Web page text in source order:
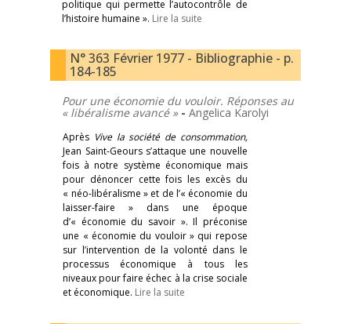
politique qui permette l’autocontrôle de
l’histoire humaine ». Lire la suite
N° 363 Février 1977 - Bibliographie - p.
184-185
Pour une économie du vouloir. Réponses au
« libéralisme avancé » - Angelica Karolyi
Après Vive la société de consommation,
Jean Saint-Geours s’attaque une nouvelle
fois à notre système économique mais
pour dénoncer cette fois les excès du
« néo-libéralisme » et de l’« économie du
laisser-faire » dans une époque
d’« économie du savoir ». Il préconise
une « économie du vouloir » qui repose
sur l’intervention de la volonté dans le
processus économique à tous les
niveaux pour faire échec à la crise sociale
et économique. Lire la suite